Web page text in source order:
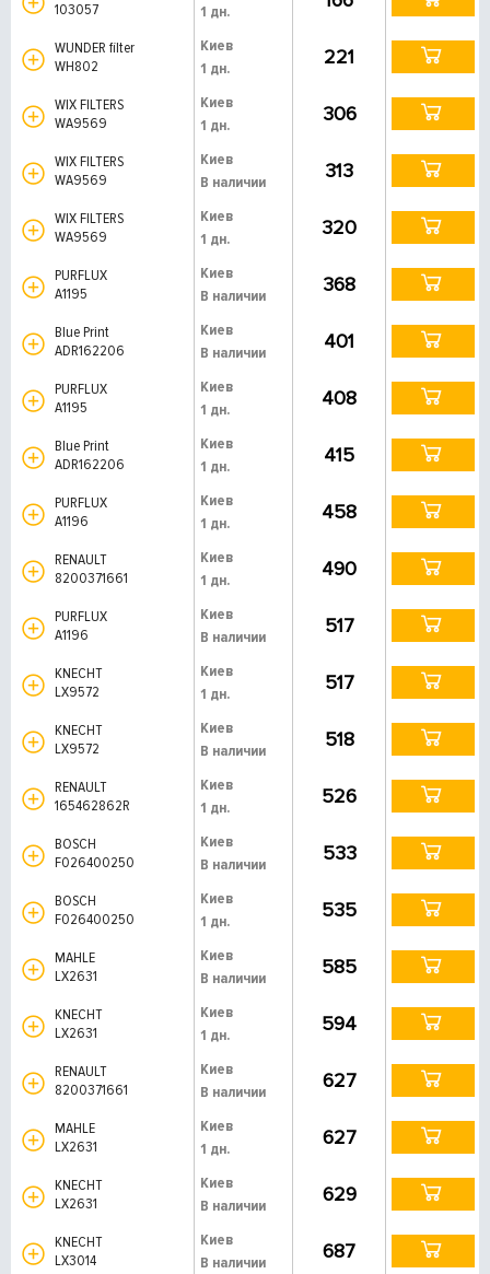
103057
1 дн.
WUNDER filter
WH802
Киев
1 дн.
221
WIX FILTERS
WA9569
Киев
1 дн.
306
WIX FILTERS
WA9569
Киев
В наличии
313
WIX FILTERS
WA9569
Киев
1 дн.
320
PURFLUX
A1195
Киев
В наличии
368
Blue Print
ADR162206
Киев
В наличии
401
PURFLUX
A1195
Киев
1 дн.
408
Blue Print
ADR162206
Киев
1 дн.
415
PURFLUX
A1196
Киев
1 дн.
458
RENAULT
8200371661
Киев
1 дн.
490
PURFLUX
A1196
Киев
В наличии
517
KNECHT
LX9572
Киев
1 дн.
517
KNECHT
LX9572
Киев
В наличии
518
RENAULT
165462862R
Киев
1 дн.
526
BOSCH
F026400250
Киев
В наличии
533
BOSCH
F026400250
Киев
1 дн.
535
MAHLE
LX2631
Киев
В наличии
585
KNECHT
LX2631
Киев
1 дн.
594
RENAULT
8200371661
Киев
В наличии
627
MAHLE
LX2631
Киев
1 дн.
627
KNECHT
LX2631
Киев
В наличии
629
KNECHT
LX3014
Киев
В наличии
687